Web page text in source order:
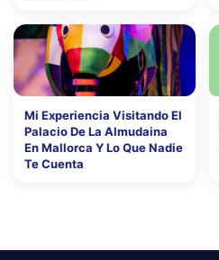
Mi Experiencia Visitando El
Palacio De La Almudaina
En Mallorca Y Lo Que Nadie
Te Cuenta